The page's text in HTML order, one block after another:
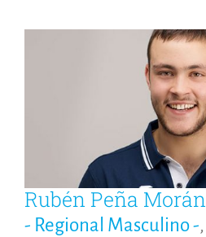
Rubén Peña Morán
- Regional Masculino -,